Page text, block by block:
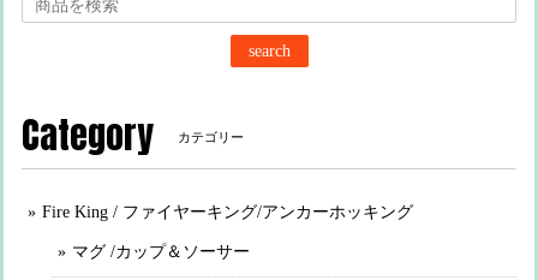
search
Category カテゴリー
Fire King / ファイヤーキング/アンカーホッキング
マグ /カップ＆ソーサー